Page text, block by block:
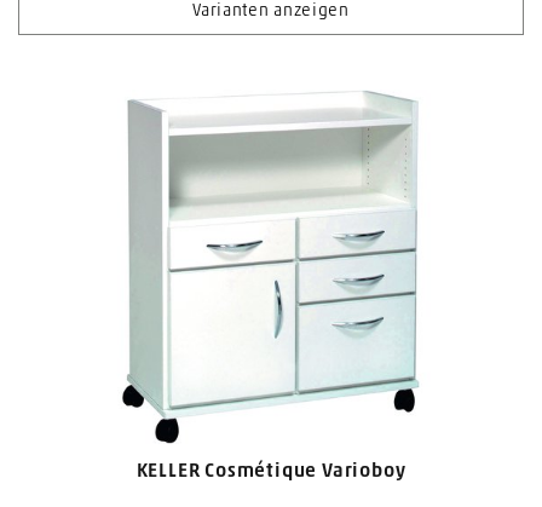
Varianten anzeigen
KELLER Cosmétique Varioboy